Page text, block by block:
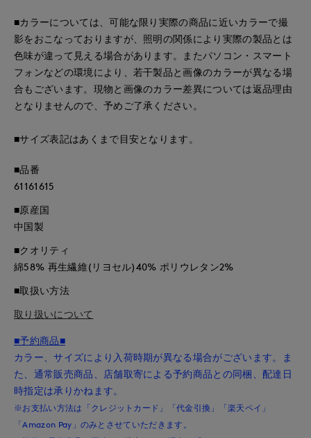
■カラーについては、可能な限り実際の商品に近いカラーで撮
影をおこなっておりますが、照明の関係により実際の製品とは
色味が違って見える場合があります。またパソコン・スマート
フォンなどの環境により、若干製品と画像のカラーが異なる場
合もございます。現物と画像のカラー差異については返品理由
となりませんので、予めご了承ください。
■サイズ表記はあくまで目安となります。
■品番
61161615
■原産国
中国製
■クオリティ
綿58% 再生繊維(リヨセル)40% ポリウレタン2%
■取扱い方法
取り扱いについて
■予約商品■
カラー、サイズにより入荷時期が異なる場合がございます。ま
た、通常販売商品、店舗取寄による予約商品との同梱、配達日
時指定は承りかねます。
※お支払い方法は「クレジットカード」「代金引換」「楽天ペイ」
「Amazon Pay」のみとさせていただきます。